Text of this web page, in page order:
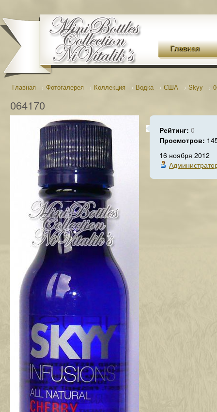
Главная
Главная → Фотогалерея → Коллекция → Водка→ США → Skyy →
064170
Рейтинг: 0
Просмотров:
16 ноября 2012